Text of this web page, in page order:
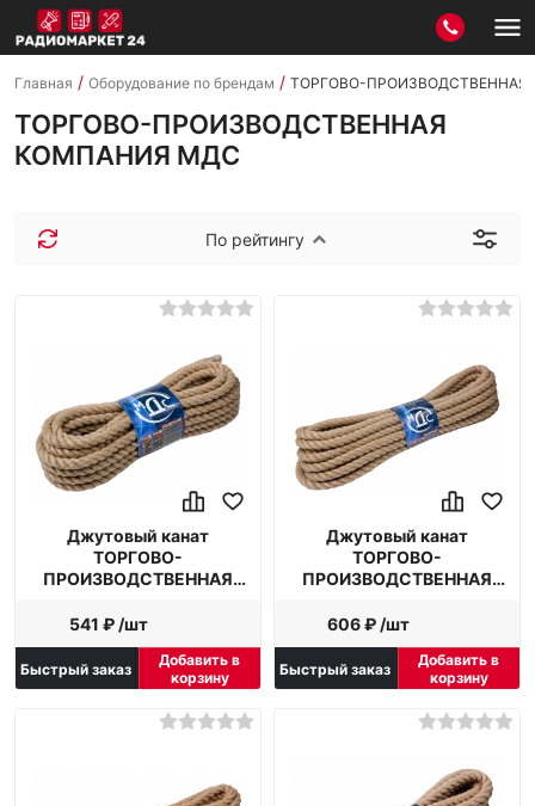
Главная / Оборудование по брендам / ТОРГОВО-
ТОРГОВО-ПРОИЗВОДСТВЕННАЯ
КОМПАНИЯ МДС
По рейтингу
Джутовый канат
ТОРГОВО-
ПРОИЗВОДСТВЕННАЯ
м
541 ₽ /шт
Быстрый заказ
Добавить в
корзину
Джутовый канат
ТОРГОВО-
ПРОИЗВОДСТВЕННАЯ
м
606 ₽ /шт
Быстрый заказ
Добавить в
корзину